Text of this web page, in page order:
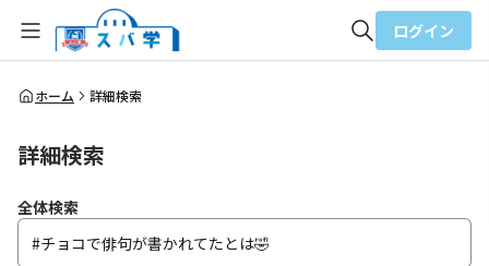
全体検索
ログイン
ホーム 詳細検索
詳細検索
全体検索